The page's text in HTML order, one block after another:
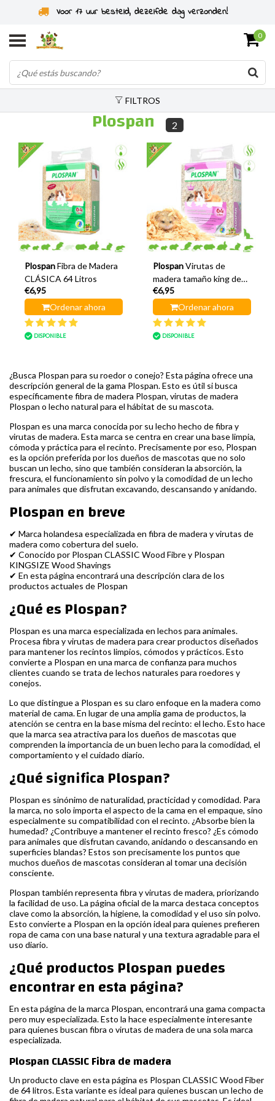
Voor 17 uur besteld, dezelfde dag verzonden!
0
FILTROS
Plospan 2
Plospan Fibra de Madera
CLÁSICA 64 Litros
€6,95
Ordenar ahora
DISPONIBLE
Plospan Virutas de
madera tamaño king de
64 litros
€6,95
Ordenar ahora
DISPONIBLE
¿Busca Plospan para su roedor o conejo? Esta página ofrece una
descripción general de la gama Plospan. Esto es útil si busca
específicamente fibra de madera Plospan, virutas de madera
Plospan o lecho natural para el hábitat de su mascota.
Plospan es una marca conocida por su lecho hecho de fibra y
virutas de madera. Esta marca se centra en crear una base limpia,
cómoda y práctica para el recinto. Precisamente por eso, Plospan
es la opción preferida por los dueños de mascotas que no solo
buscan un lecho, sino que también consideran la absorción, la
frescura, el funcionamiento sin polvo y la comodidad de un lecho
para animales que disfrutan excavando, descansando y anidando.
Plospan en breve
✔ Marca holandesa especializada en fibra de madera y virutas de
madera como cobertura del suelo.
✔ Conocido por Plospan CLASSIC Wood Fibre y Plospan
KINGSIZE Wood Shavings
✔ En esta página encontrará una descripción clara de los
productos actuales de Plospan
¿Qué es Plospan?
Plospan es una marca especializada en lechos para animales.
Procesa fibra y virutas de madera para crear productos diseñados
para mantener los recintos limpios, cómodos y prácticos. Esto
convierte a Plospan en una marca de confianza para muchos
clientes cuando se trata de lechos naturales para roedores y
conejos.
Lo que distingue a Plospan es su claro enfoque en la madera como
material de cama. En lugar de una amplia gama de productos, la
atención se centra en la base misma del recinto: el lecho. Esto hace
que la marca sea atractiva para los dueños de mascotas que
comprenden la importancia de un buen lecho para la comodidad, el
comportamiento y el cuidado diario.
¿Qué significa Plospan?
Plospan es sinónimo de naturalidad, practicidad y comodidad. Para
la marca, no solo importa el aspecto de la cama en el empaque, sino
especialmente su compatibilidad con el recinto. ¿Absorbe bien la
humedad? ¿Contribuye a mantener el recinto fresco? ¿Es cómodo
para animales que disfrutan cavando, anidando o descansando en
superficies blandas? Estos son precisamente los puntos que
muchos dueños de mascotas consideran al tomar una decisión
consciente.
Plospan también representa fibra y virutas de madera, priorizando
la facilidad de uso. La página oficial de la marca destaca conceptos
clave como la absorción, la higiene, la comodidad y el uso sin polvo.
Esto convierte a Plospan en la opción ideal para quienes prefieren
ropa de cama con una base natural y una textura agradable para el
uso diario.
¿Qué productos Plospan puedes
encontrar en esta página?
En esta página de la marca Plospan, encontrará una gama compacta
pero muy especializada. Esto la hace especialmente interesante
para quienes buscan fibra o virutas de madera de una sola marca
especializada.
Plospan CLASSIC Fibra de madera
Un producto clave en esta página es Plospan CLASSIC Wood Fiber
de 64 litros. Esta variante es ideal para quienes buscan un lecho de